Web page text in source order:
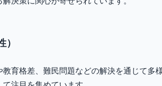
教育格差、難民問題などの解決を通じて多